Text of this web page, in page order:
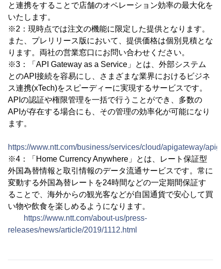
と連携をすることで店舗のオペレーション効率の最大化を
いたします。
※2：現時点では注文の機能に限定した提供となります。
また、プレリリース版において、提供価格は個別見積とな
ります。両社の営業窓口にお問い合わせください。
※3：「API Gateway as a Service」とは、外部システム
とのAPI接続を容易にし、さまざまな業界におけるビジネ
ス連携(xTech)をスピーディーに実現するサービスです。
APIの認証や権限管理を一括で行うことができ、多数の
APIが存在する場合にも、その管理の効率化が可能になり
ます。
https://www.ntt.com/business/services/cloud/apigateway/
※4：「Home Currency Anywhere」とは、レート保証型
外国為替情報と取引情報のデータ流通サービスです。常に
変動する外国為替レートを24時間などの一定期間保証す
ることで、海外からの観光客などが自国通貨で安心して買
い物や飲食を楽しめるようになります。
https://www.ntt.com/about-us/press-
releases/news/article/2019/1112.html